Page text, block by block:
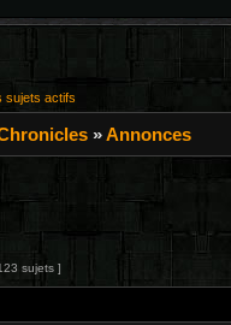
sujets actifs
»Annonces
sujets ]